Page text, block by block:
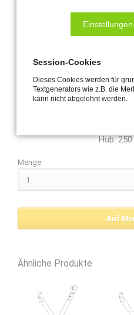
werden.
eines
Für
Falzluft
Hub:
Menge
Ähnliche Produkte
Session-Cookies
Dieses Cookies werden für
Textgenerators wie z.B. die
kann nicht abgelehnt werden.